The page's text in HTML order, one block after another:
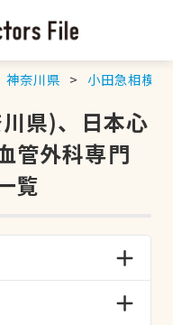
神奈川県 小田急相模原
県)、日本心
管外科専門
覧